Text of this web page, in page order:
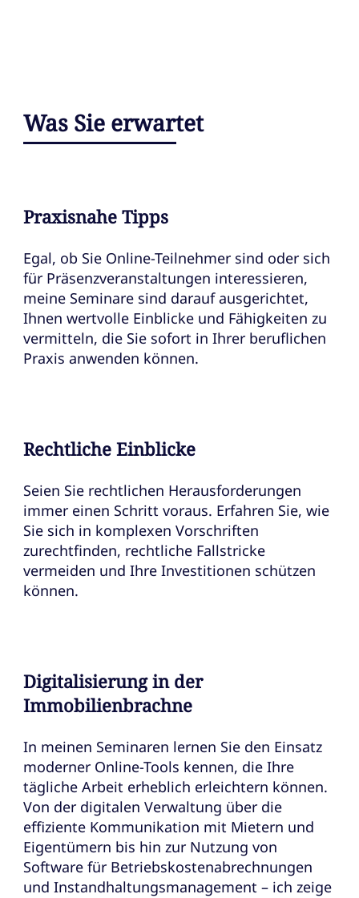
Was Sie erwartet
Digitalisierung in der
Immobilienbrachne
In meinen Seminaren lernen Sie den Einsatz
moderner Online-Tools kennen, die Ihre
tägliche Arbeit erheblich erleichtern können.
Von der digitalen Verwaltung über die
effiziente Kommunikation mit Mietern und
Eigentümern bis hin zur Nutzung von
Software für Betriebskostenabrechnungen
und Instandhaltungsmanagement – ich zeige
Rechtliche Einblicke
Seien Sie rechtlichen Herausforderungen
immer einen Schritt voraus. Erfahren Sie, wie
Sie sich in komplexen Vorschriften
zurechtfinden, rechtliche Fallstricke
vermeiden und Ihre Investitionen schützen
können.
Praxisnahe Tipps
Egal, ob Sie Online-Teilnehmer sind oder sich
für Präsenzveranstaltungen interessieren,
meine Seminare sind darauf ausgerichtet,
Ihnen wertvolle Einblicke und Fähigkeiten zu
vermitteln, die Sie sofort in Ihrer beruflichen
Praxis anwenden können.